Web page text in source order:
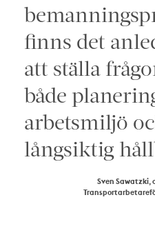
finns det
att ställa
både
arbetsmiljö
långsiktig
Sven Sawatzki,